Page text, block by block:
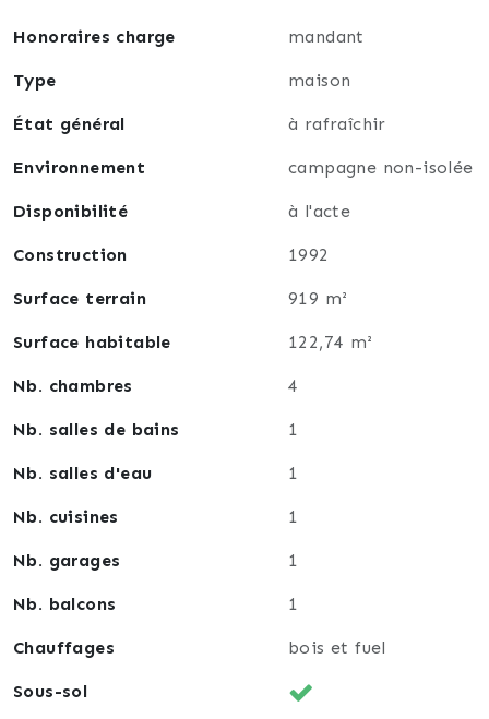
Maison saine et robuste, rafraîchissement à prévoir.
Pour toutes visites ou renseignements
téléphone au 06 87 73 32 83.
Honoraires charge mandant
Type maison
État général à rafraîchir
Environnement campagne non-isolée
Disponibilité à l'acte
Construction 1992
Surface terrain 919 m²
Surface habitable 122,74 m²
Nb. chambres 4
Nb. salles de bains 1
Nb. salles d'eau 1
Nb. cuisines 1
Nb. garages 1
Nb. balcons 1
Chauffages bois et fuel
Sous-sol